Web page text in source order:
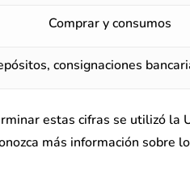
Comprar y consumos
consignaciones
estas cifras se utilizó
más información sobre